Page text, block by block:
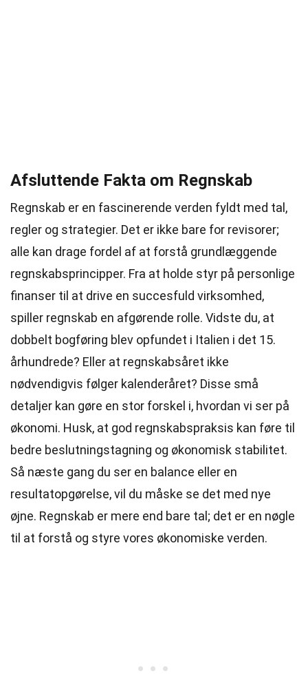
Afsluttende Fakta om Regnskab
Regnskab er en fascinerende verden fyldt med tal,
regler og strategier. Det er ikke bare for revisorer;
alle kan drage fordel af at forstå grundlæggende
regnskabsprincipper. Fra at holde styr på personlige
finanser til at drive en succesfuld virksomhed,
spiller regnskab en afgørende rolle. Vidste du, at
dobbelt bogføring blev opfundet i Italien i det 15.
århundrede? Eller at regnskabsåret ikke
nødvendigvis følger kalenderåret? Disse små
detaljer kan gøre en stor forskel i, hvordan vi ser på
økonomi. Husk, at god regnskabspraksis kan føre til
bedre beslutningstagning og økonomisk stabilitet.
Så næste gang du ser en balance eller en
resultatopgørelse, vil du måske se det med nye
øjne. Regnskab er mere end bare tal; det er en nøgle
til at forstå og styre vores økonomiske verden.